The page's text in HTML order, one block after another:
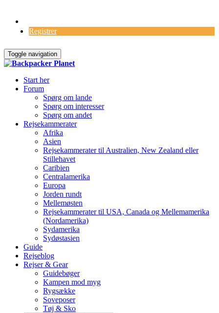
Registrer
Toggle navigation
Start her
Forum
Spørg om lande
Spørg om interesser
Spørg om andet
Rejsekammerater
Afrika
Asien
Rejsekammerater til Australien, New Zealand eller
Stillehavet
Caribien
Centralamerika
Europa
Jorden rundt
Mellemøsten
Rejsekammerater til USA, Canada og Mellemamerika
(Nordamerika)
Sydamerika
Sydøstasien
Guide
Rejseblog
Rejser & Gear
Guidebøger
Kampen mod myg
Rygsække
Soveposer
Tøj & Sko